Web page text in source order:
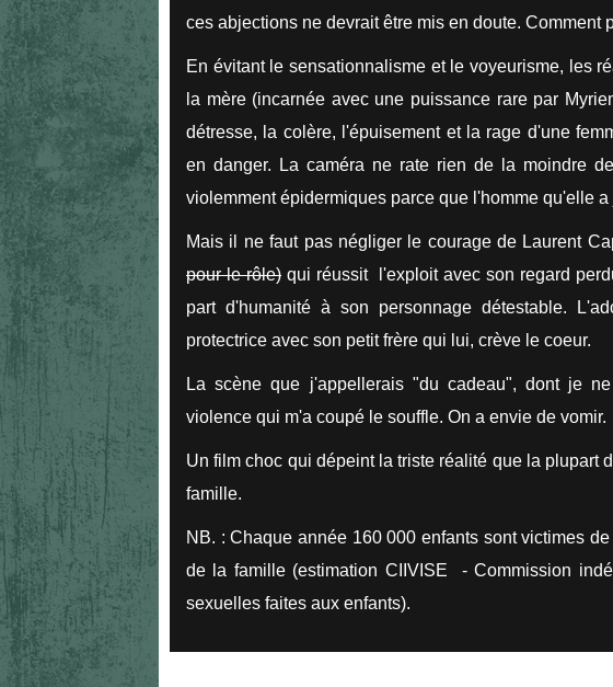
ces abjections ne devrait être mis en doute. Comment
En évitant le sensationnalisme et le voyeurisme, les
la mère (incarnée avec une puissance rare par
détresse, la colère, l'épuisement et la rage d'une
en danger. La caméra ne rate rien de la moindre
violemment épidermiques parce que l'homme qu'elle
Mais il ne faut pas négliger le courage de Laurent
pour le rôle)qui réussit l'exploit avec son regard
part d'humanité à son personnage détestable.
protectrice avec son petit frère qui lui, crève le coeur.
La scène que j'appellerais "du cadeau", dont je
violence qui m'a coupé le souffle. On a envie de vomir.
Un film choc qui dépeint la triste réalité que la plupart
famille.
NB. : Chaque année 160 000 enfants sont victimes
de la famille (estimation CIIVISE - Commission
sexuelles faites aux enfants).